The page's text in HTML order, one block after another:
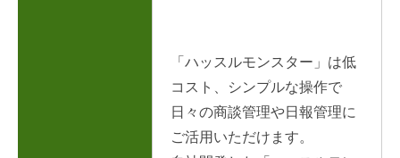
「ハッスルモンスター」は低
コスト、シンプルな操作で
日々の商談管理や日報管理に
ご活用いただけます。